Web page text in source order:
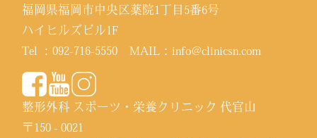
福岡県福岡市中央区薬院1丁目5番6号
ハイヒルズビル1F
Tel ：092-716-5550 MAIL：info@clinicsn.com
整形外科 スポーツ・栄養クリニック 代官山
〒150 - 0021